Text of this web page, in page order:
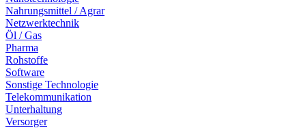
Nahrungsmittel / Agrar
Netzwerktechnik
Öl / Gas
Pharma
Rohstoffe
Software
Sonstige Technologie
Telekommunikation
Unterhaltung
Versorger